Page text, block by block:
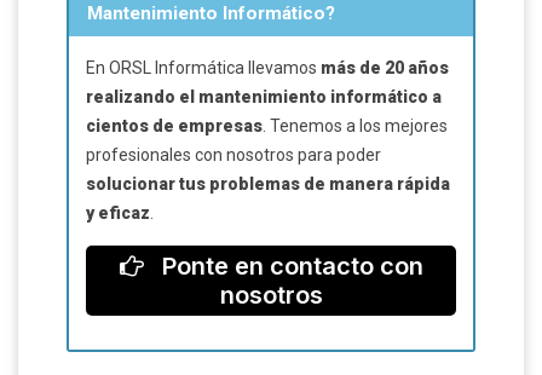
Mantenimiento Informático?
En ORSL Informática llevamos más de 20 años
realizando el mantenimiento informático a
cientos de empresas . Tenemos a los mejores
profesionales con nosotros para poder
solucionar tus problemas de manera rápida
y eficaz
Ponte en contacto con
nosotros